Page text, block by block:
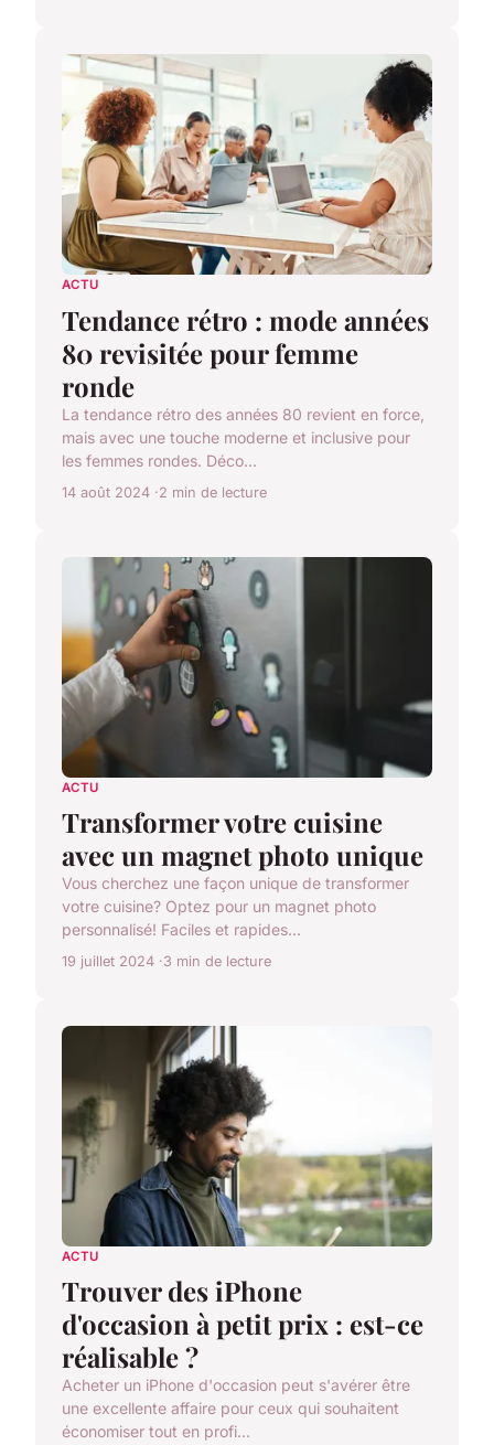
ACTU
Tendance rétro : mode années
80 revisitée pour femme
ronde
La tendance rétro des années 80 revient en force,
mais avec une touche moderne et inclusive pour
les femmes rondes. Déco...
14 août 2024 2 min de lecture
ACTU
Transformer votre cuisine
avec un magnet photo unique
Vous cherchez une façon unique de transformer
votre cuisine? Optez pour un magnet photo
personnalisé! Faciles et rapides...
19 juillet 2024 3 min de lecture
ACTU
Trouver des iPhone
d'occasion à petit prix : est-ce
réalisable ?
Acheter un iPhone d'occasion peut s'avérer être
une excellente affaire pour ceux qui souhaitent
économiser tout en profi...